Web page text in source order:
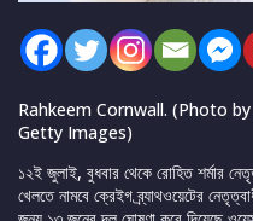
Rahkeem Cornwall. (Photo by
Getty Images)
১২ই জুলাই, বুধবার থেকে রোহিত শর্মার
খেলতে নামবে ক্রেইগ ব্র্যাথওয়েটের